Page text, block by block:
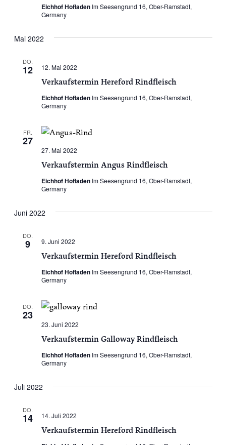
Eichhof Hofladen Im Seesengrund 16, Ober-Ramstadt,
Germany
Mai 2022
DO.
12
Verkaufstermin Hereford Rindfleisch
12. Mai 2022
Eichhof Hofladen Im Seesengrund 16, Ober-Ramstadt,
Germany
FR.
27
Verkaufstermin Angus Rindfleisch
27. Mai 2022
Eichhof Hofladen Im Seesengrund 16, Ober-Ramstadt,
Germany
Juni 2022
DO.
9
Verkaufstermin Hereford Rindfleisch
9. Juni 2022
Eichhof Hofladen Im Seesengrund 16, Ober-Ramstadt,
Germany
DO.
23
Verkaufstermin Galloway Rindfleisch
23. Juni 2022
Eichhof Hofladen Im Seesengrund 16, Ober-Ramstadt,
Germany
Juli 2022
DO.
14
Verkaufstermin Hereford Rindfleisch
14. Juli 2022